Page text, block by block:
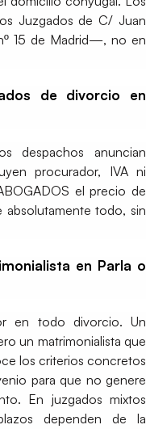
Juzgados de C/ Juan
15 de Madrid—, no en
de divorcio en
despachos anuncian
procurador, IVA ni
el precio de
todo, sin
en Parla o
en todo divorcio. Un
un matrimonialista que
los criterios concretos
para que no genere
En juzgados mixtos
dependen de la